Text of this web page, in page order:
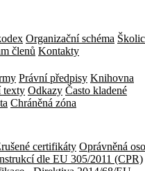
Organizační schéma
členů Kontakty
Právní předpisy Knihovna
texty Odkazy Často kladené
Chráněná zóna
certifikáty Oprávněná
dle EU 305/2011 (CPR)